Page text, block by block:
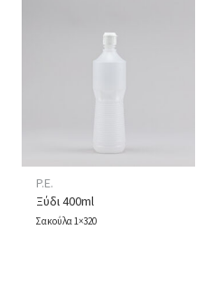
P.E.
Ξύδι 400ml
Σακούλα 1×320